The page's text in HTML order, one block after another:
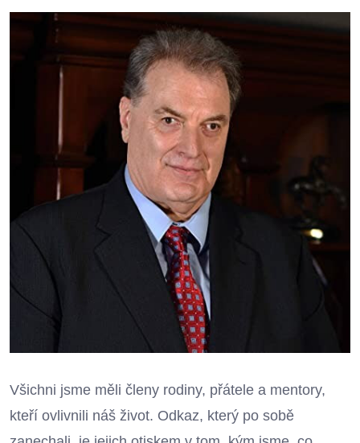
Všichni jsme měli členy rodiny, přátele a mentory,
kteří ovlivnili náš život. Odkaz, který po sobě